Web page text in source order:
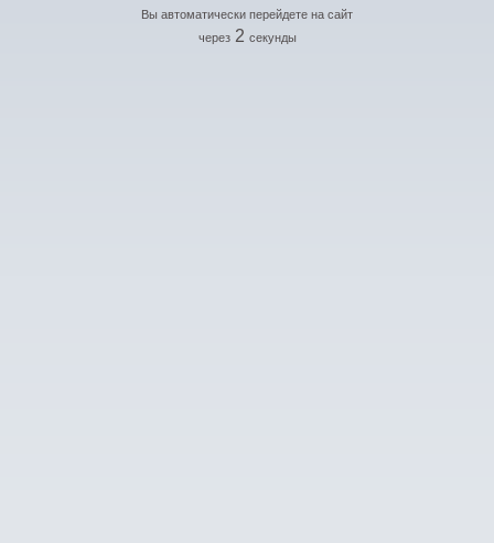
Вы автоматически перейдете на сайт
через 2 секунды